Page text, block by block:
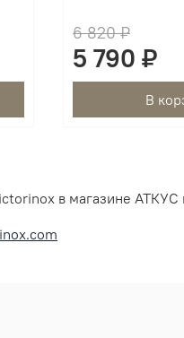
6 820 ₽
5 790 ₽
В
в магазине АТКУС